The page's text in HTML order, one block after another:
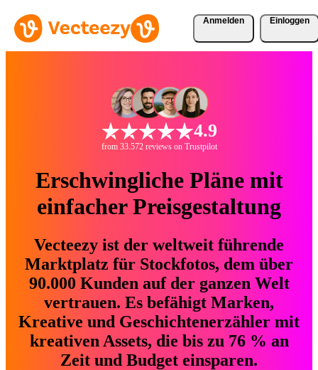
Anmelden Einloggen
4.9
from 33.572 reviews on Trustpilot
Erschwingliche Pläne mit
einfacher Preisgestaltung
Vecteezy ist der weltweit führende
Marktplatz für Stockfotos, dem über
90.000 Kunden auf der ganzen Welt
vertrauen. Es befähigt Marken,
Kreative und Geschichtenerzähler mit
kreativen Assets, die bis zu 76 % an
Zeit und Budget einsparen.